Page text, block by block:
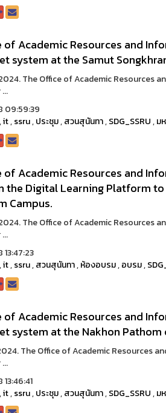
of Academic Resources and
system at the Samut
The Office of Academic Resources
09:59:39
,it,ssru,ประชุม,สวนสุนันทา,SDG_SSRU,ม
of Academic Resources and
the Digital Learning Platform
Campus.
The Office of Academic Resources
13:47:23
,it,ssru,สวนสุนันทา,ห้องอบรม,อบรม,
of Academic Resources and
system at the Nakhon Pathom
The Office of Academic Resources
13:46:41
,it,ssru,ประชุม,สวนสุนันทา,SDG_SSRU,ม